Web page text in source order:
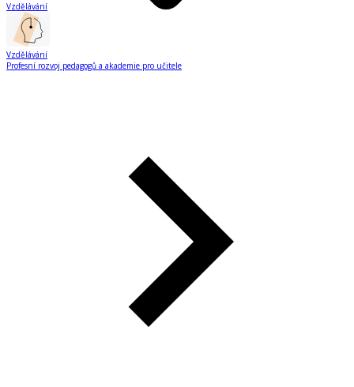
Vzdělávání
Vzdělávání
Profesní rozvoj pedagogů a akademie pro učitele